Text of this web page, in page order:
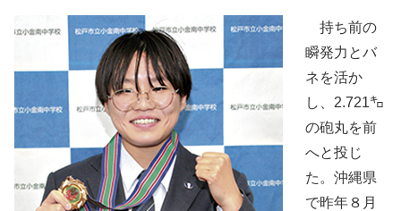
持ち前の
瞬発力とバ
ネを活か
し、2.721㌔
の砲丸を前
へと投じ
た。沖縄県
で昨年８月